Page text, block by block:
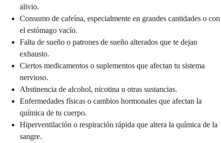
alivio.
Consumo de cafeína, especialmente en grandes cantidades o con
el estómago vacío.
Falta de sueño o patrones de sueño alterados que te dejan
exhausto.
Ciertos medicamentos o suplementos que afectan tu sistema
nervioso.
Abstinencia de alcohol, nicotina u otras sustancias.
Enfermedades físicas o cambios hormonales que afectan la
química de tu cuerpo.
Hiperventilación o respiración rápida que altera la química de la
sangre.